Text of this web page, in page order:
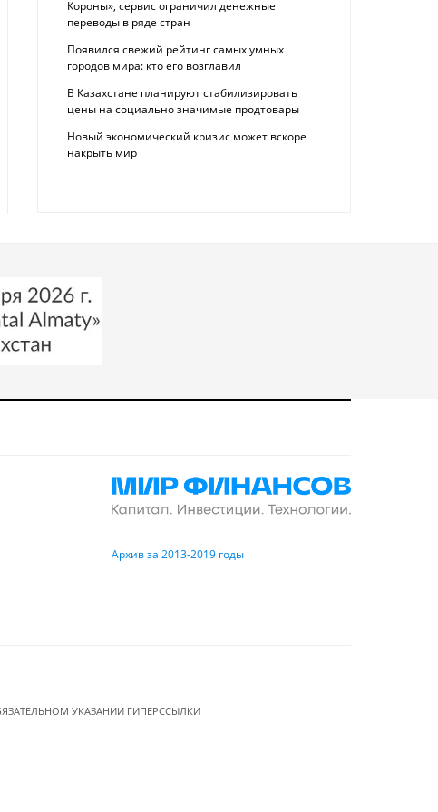
Короны», сервис ограничил денежные
переводы в ряде стран
Появился свежий рейтинг самых умных
городов мира: кто его возглавил
В Казахстане планируют стабилизировать
цены на социально значимые продтовары
Новый экономический кризис может вскоре
накрыть мир
Архив за 2013-2019 годы
УКАЗАНИИ ГИПЕРССЫЛКИ